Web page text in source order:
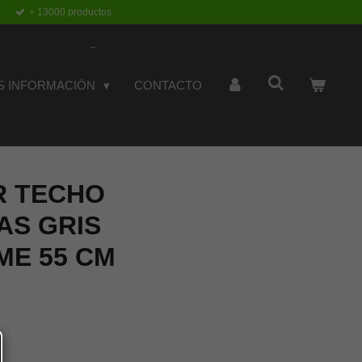
+ 13000 productos
INFORMACIÓN CONTACTO
TECHO
GRIS
55 CM